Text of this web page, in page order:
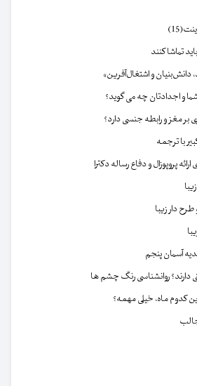
و اجدادتان چه می گوید؟
بر مغز و رابطه جنسی دارد؟
با ترجمه
پروپوزال و دفاع رساله دکترا
دار زیبا
آسمان پنجم
روانشناسی رنگ چشم ها
کدوم ماه، خیلی مهمه؟